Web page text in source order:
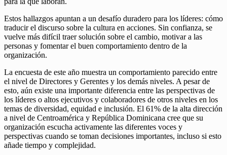
Estos hallazgos apuntan a un desafío duradero para los líderes: cómo
traducir el discurso sobre la cultura en acciones. Sin confianza, se
vuelve más difícil traer solución sobre el cambio, motivar a las
personas y fomentar el buen comportamiento dentro de la
organización.
La encuesta de este año muestra un comportamiento parecido entre
el nivel de Directores y Gerentes y los demás niveles. A pesar de
esto, aún existe una importante diferencia entre las perspectivas de
los líderes o altos ejecutivos y colaboradores de otros niveles en los
temas de diversidad, equidad e inclusión. El 61% de la alta dirección
a nivel de Centroamérica y República Dominicana cree que su
organización escucha activamente las diferentes voces y
perspectivas cuando se toman decisiones importantes, incluso si esto
añade tiempo y complejidad.